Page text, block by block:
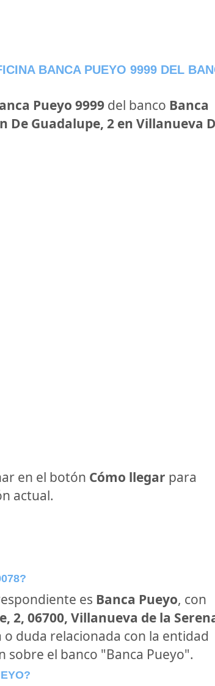
BANCA PUEYO 9999 DEL
Pueyo 9999 del banco Banca
De Guadalupe, 2 en Villanueva
en el botón Cómo llegar para
actual.
es Banca Pueyo, con
2, 06700, Villanueva de la
duda relacionada con la entidad
el banco "Banca Pueyo".